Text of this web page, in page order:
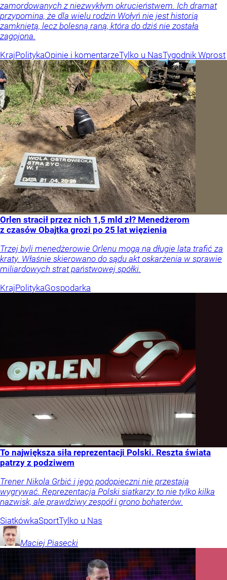
zamordowanych z niezwykłym okrucieństwem. Ich dramat
przypomina, że dla wielu rodzin Wołyń nie jest historią
zamkniętą, lecz bolesną raną, która do dziś nie została
zagojona.
KrajPolitykaOpinie i komentarzeTylko u NasTygodnik Wprost
Orlen stracił przez nich 1,5 mld zł? Menedżerom
z czasów Obajtka grozi po 25 lat więzienia
Trzej byli menedżerowie Orlenu mogą na długie lata trafić za
kraty. Właśnie skierowano do sądu akt oskarżenia w sprawie
miliardowych strat państwowej spółki.
KrajPolitykaGospodarka
To największa siła reprezentacji Polski. Reszta świata
patrzy z podziwem
Trener Nikola Grbić i jego podopieczni nie przestają
wygrywać. Reprezentacja Polski siatkarzy to nie tylko kilka
nazwisk, ale prawdziwy zespół i grono bohaterów.
SiatkówkaSportTylko u Nas
Maciej Piasecki